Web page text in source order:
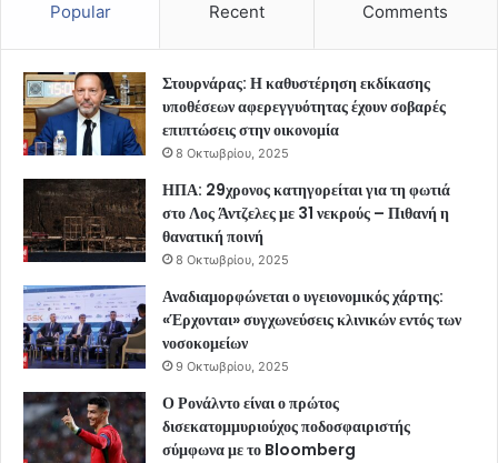
Popular Recent Comments
Στουρνάρας: Η καθυστέρηση εκδίκασης
υποθέσεων αφερεγγυότητας έχουν σοβαρές
επιπτώσεις στην οικονομία
8 Οκτωβρίου, 2025
ΗΠΑ: 29χρονος κατηγορείται για τη φωτιά
στο Λος Άντζελες με 31 νεκρούς – Πιθανή η
θανατική ποινή
8 Οκτωβρίου, 2025
Αναδιαμορφώνεται ο υγειονομικός χάρτης:
«Έρχονται» συγχωνεύσεις κλινικών εντός των
νοσοκομείων
9 Οκτωβρίου, 2025
Ο Ρονάλντο είναι ο πρώτος
δισεκατομμυριούχος ποδοσφαιριστής
σύμφωνα με το Bloomberg